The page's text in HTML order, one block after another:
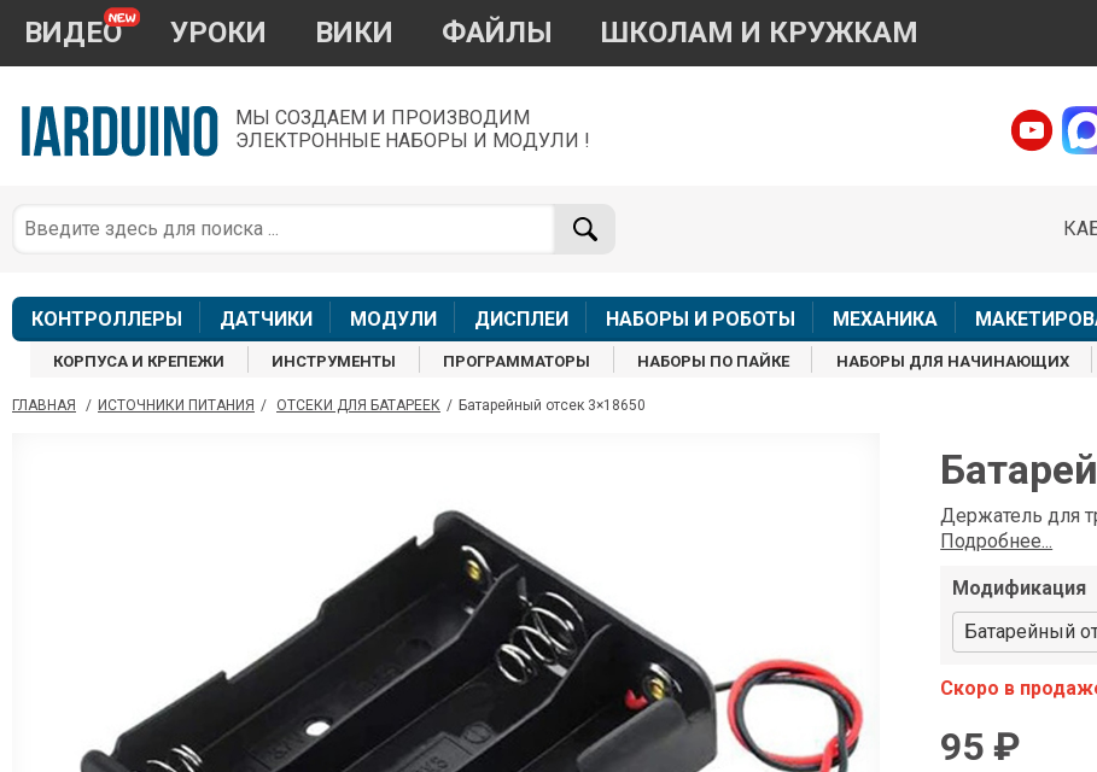
ВИДЕО УРОКИ ВИКИ ФАЙЛЫ ШКОЛАМ И КРУЖКАМ
МЫ СОЗДАЕМ И ПРОИЗВОДИМ
ЭЛЕКТРОННЫЕ НАБОРЫ И МОДУЛИ !
КОНТРОЛЛЕРЫ ДАТЧИКИ МОДУЛИ ДИСПЛЕИ НАБОРЫ И РОБОТЫ МЕХАНИКА
КОРПУСА И КРЕПЕЖИ ИНСТРУМЕНТЫ ПРОГРАММАТОРЫ НАБОРЫ ПО ПАЙКЕ НАБОРЫ ДЛЯ НАЧИНАЮЩИХ
ГЛАВНАЯ / ИСТОЧНИКИ ПИТАНИЯ / ОТСЕКИ ДЛЯ БАТАРЕЕК / Батарейный отсек 3×18650
Держатель для
Подробнее...
Модификация
Батарейный
Скоро в
95 ₽
По вопросам приобретения товара
+7 968 454 17 38
звонки и аудио сообщения не обслуживаются
Менеджер
shop@iarduino.ru
Менеджер
8 (499) 500-14-56